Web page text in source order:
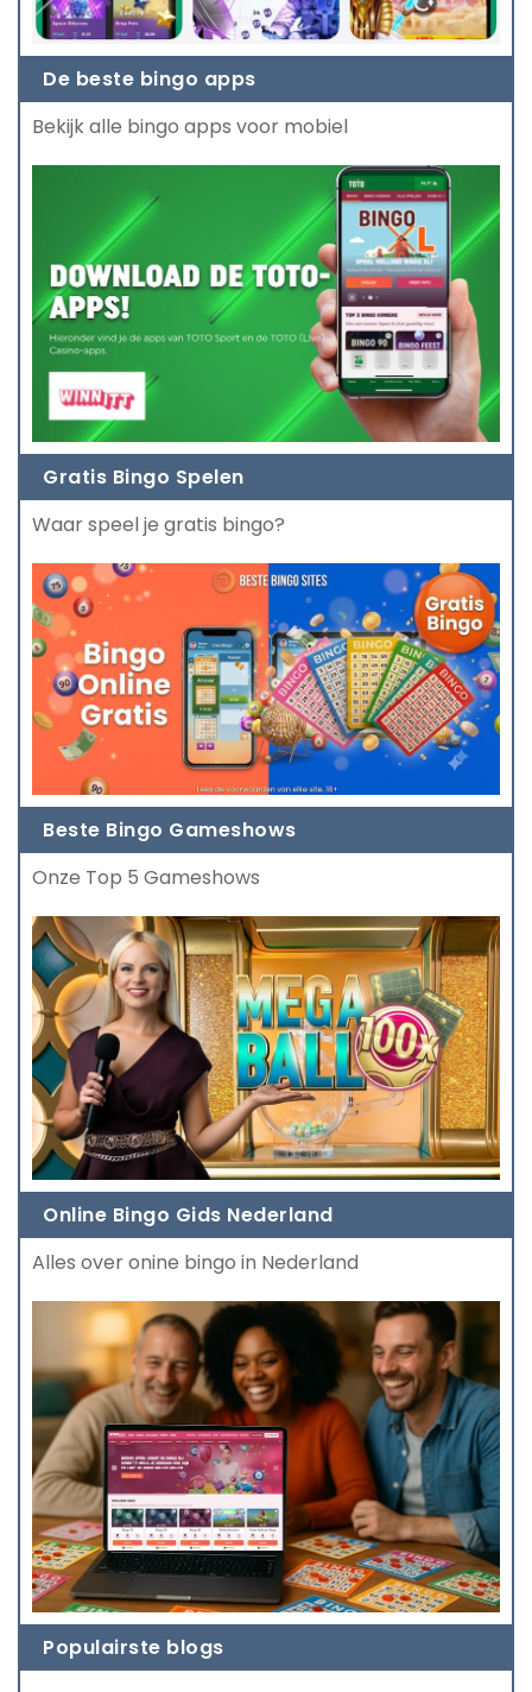
De beste bingo apps
Bekijk alle bingo apps voor mobiel
Gratis Bingo Spelen
Waar speel je gratis bingo?
Beste Bingo Gameshows
Onze Top 5 Gameshows
Online Bingo Gids Nederland
Alles over onine bingo in Nederland
Populairste blogs